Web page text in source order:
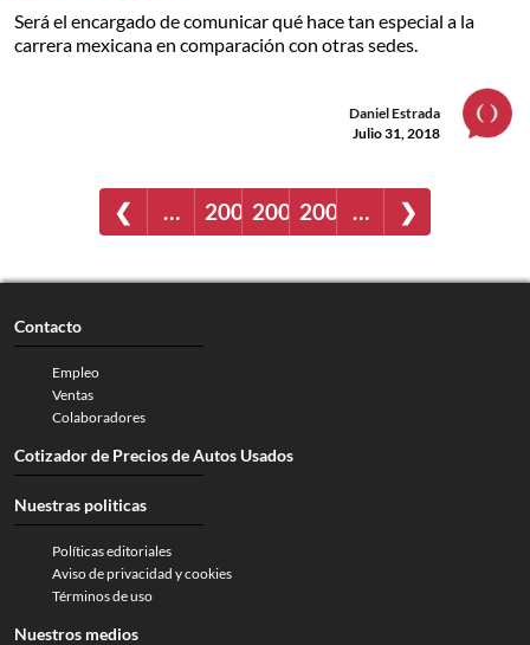
Será el encargado de comunicar qué hace tan especial a la
carrera mexicana en comparación con otras sedes.
Daniel Estrada
Julio 31, 2018
❮ … 200120022003 … ❯
Contacto
Empleo
Ventas
Colaboradores
Cotizador de Precios de Autos Usados
Nuestras politicas
Políticas editoriales
Aviso de privacidad y cookies
Términos de uso
Nuestros medios